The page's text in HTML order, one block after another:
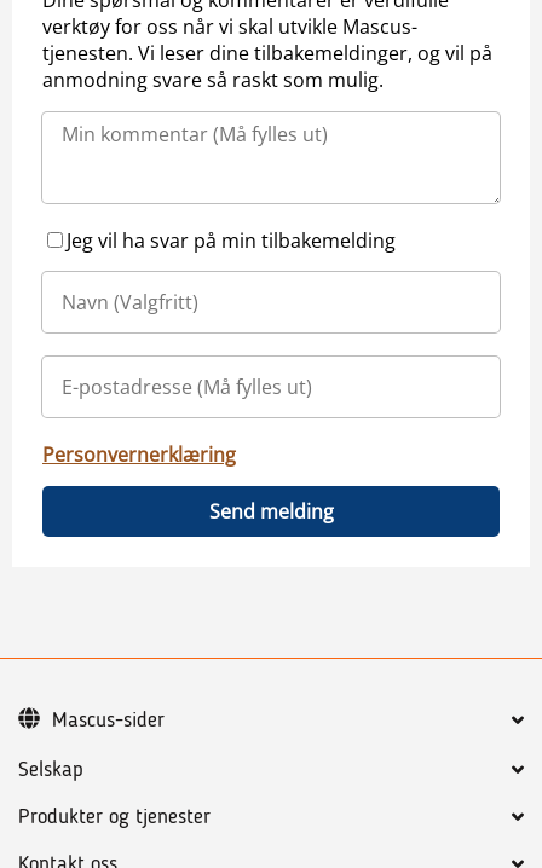
verktøy for oss når vi skal utvikle Mascus-
tjenesten. Vi leser dine tilbakemeldinger, og vil på
anmodning svare så raskt som mulig.
Jeg vil ha svar på min tilbakemelding
Personvernerklæring
Send melding
Selskap
Produkter og tjenester
Mascus-sider